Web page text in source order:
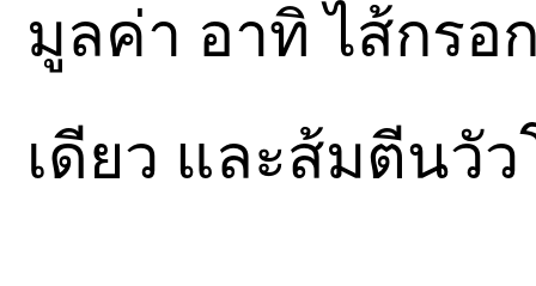
มูลค่า อาทิ ไส้กร
เดียว และส้มตีนวั